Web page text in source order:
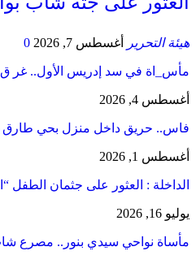
هيئة التحرير أغسطس 7, 2026 0
مأس_اة في سد إدريس الأول..
أغسطس 4, 2026
فاس.. حريق داخل منزل بحي طارق
أغسطس 1, 2026
​الداخلة : العثور على جثمان الطفل
يوليو 16, 2026
مأساة نواحي سيدي بنور.. مصرع